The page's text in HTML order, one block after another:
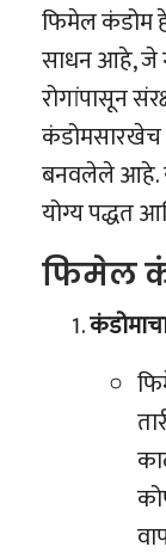
फिमेल कंडोम हे
साधन आहे, जे
रोगांपासून
कंडोमसारखेच
बनवलेले आहे.
योग्य पद्धत
फिमेल